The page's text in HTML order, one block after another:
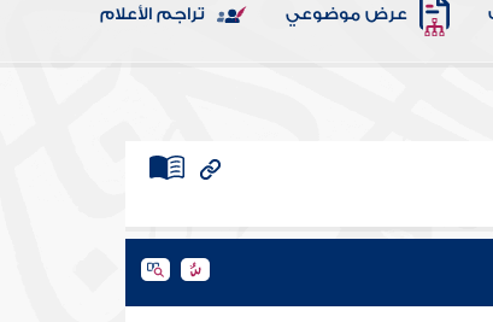
عرض موضوعي تراجم الأعلام